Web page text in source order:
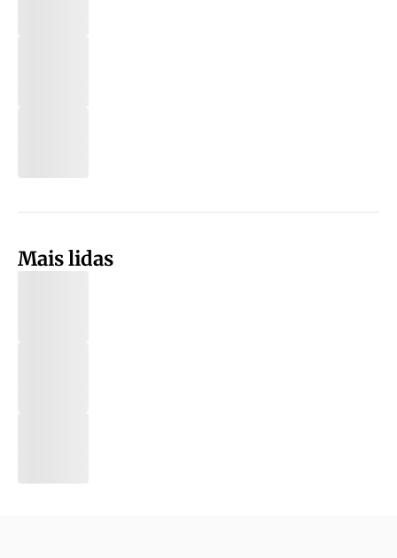
Mais lidas